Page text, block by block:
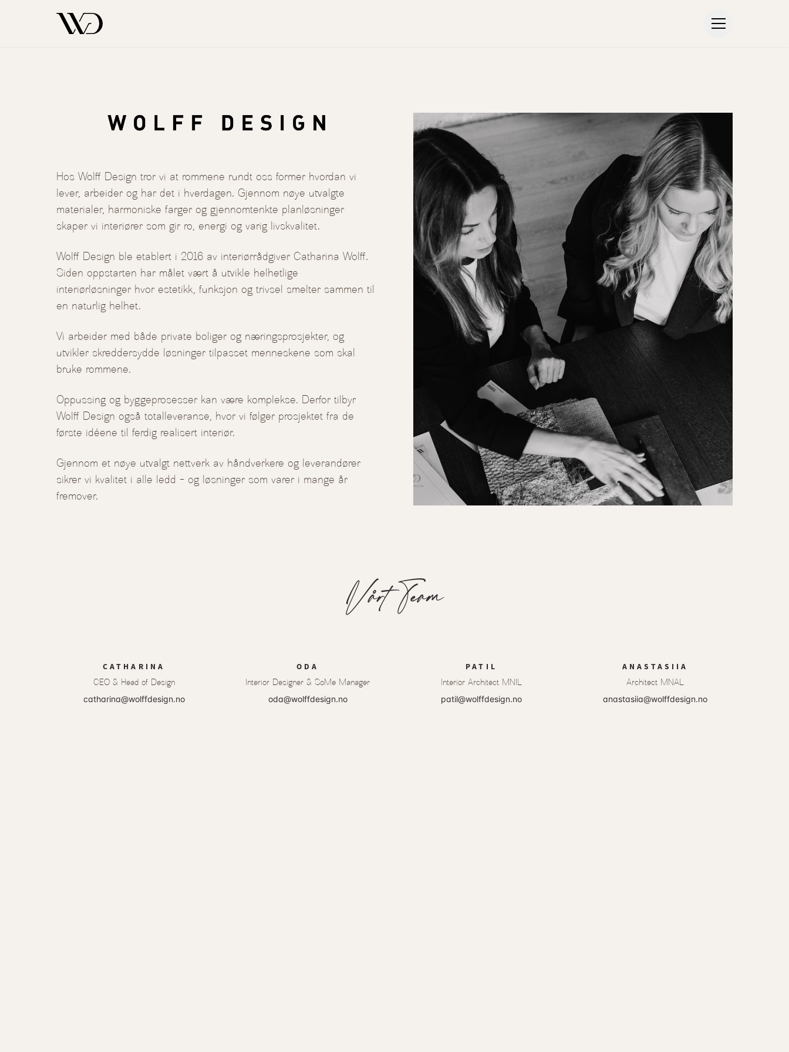
Hos Wolff Design tror vi at rommene rundt oss former hvordan vi
lever, arbeider og har det i hverdagen. Gjennom nøye utvalgte
materialer, harmoniske farger og gjennomtenkte planløsninger
skaper vi interiører som gir ro, energi og varig livskvalitet.
Wolff Design ble etablert i 2016 av interiørrådgiver Catharina Wolff.
Siden oppstarten har målet vært å utvikle helhetlige
interiørløsninger hvor estetikk, funksjon og trivsel smelter sammen til
en naturlig helhet.
Vi arbeider med både private boliger og næringsprosjekter, og
utvikler skreddersydde løsninger tilpasset menneskene som skal
bruke rommene.
Oppussing og byggeprosesser kan være komplekse. Derfor tilbyr
Wolff Design også totalleveranse, hvor vi følger prosjektet fra de
første idéene til ferdig realisert interiør.
Gjennom et nøye utvalgt nettverk av håndverkere og leverandører
sikrer vi kvalitet i alle ledd – og løsninger som varer i mange år
fremover.
Vårt Team
CATHARINA
CEO & Head of Design
catharina@wolffdesign.no
ODA
Interior Designer & SoMe Manager
oda@wolffdesign.no
PATIL
Interior Architect MNIL
patil@wolffdesign.no
ANASTASIIA
Architect MNAL
anastasiia@wolffdesign.no